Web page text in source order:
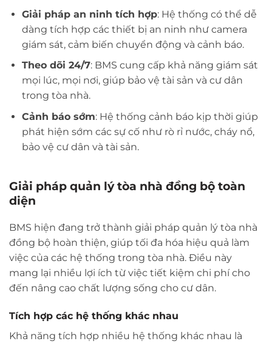
Giải pháp an ninh tích hợp: Hệ thống có thể dễ
dàng tích hợp các thiết bị an ninh như camera
giám sát, cảm biến chuyển động và cảnh báo.
Theo dõi 24/7: BMS cung cấp khả năng giám sát
mọi lúc, mọi nơi, giúp bảo vệ tài sản và cư dân
trong tòa nhà.
Cảnh báo sớm: Hệ thống cảnh báo kịp thời giúp
phát hiện sớm các sự cố như rò rỉ nước, cháy nổ,
bảo vệ cư dân và tài sản.
Giải pháp quản lý tòa nhà đồng bộ toàn
diện
BMS hiện đang trở thành giải pháp quản lý tòa nhà
đồng bộ hoàn thiện, giúp tối đa hóa hiệu quả làm
việc của các hệ thống trong tòa nhà. Điều này
mang lại nhiều lợi ích từ việc tiết kiệm chi phí cho
đến nâng cao chất lượng sống cho cư dân.
Tích hợp các hệ thống khác nhau
Khả năng tích hợp nhiều hệ thống khác nhau là